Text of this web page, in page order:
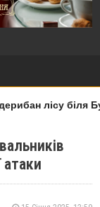
лісу біля
атаки